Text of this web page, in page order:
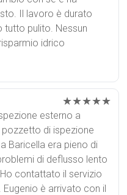
Il lavoro è durato
tutto pulito. Nessun
idrico
★★★★★
esterno a
di ispezione
Baricella era pieno di
di deflusso lento
contattato il servizio
è arrivato con il